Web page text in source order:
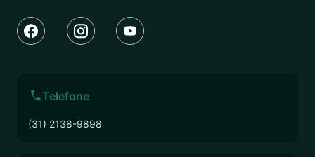
Telefone
(31) 2138-9898